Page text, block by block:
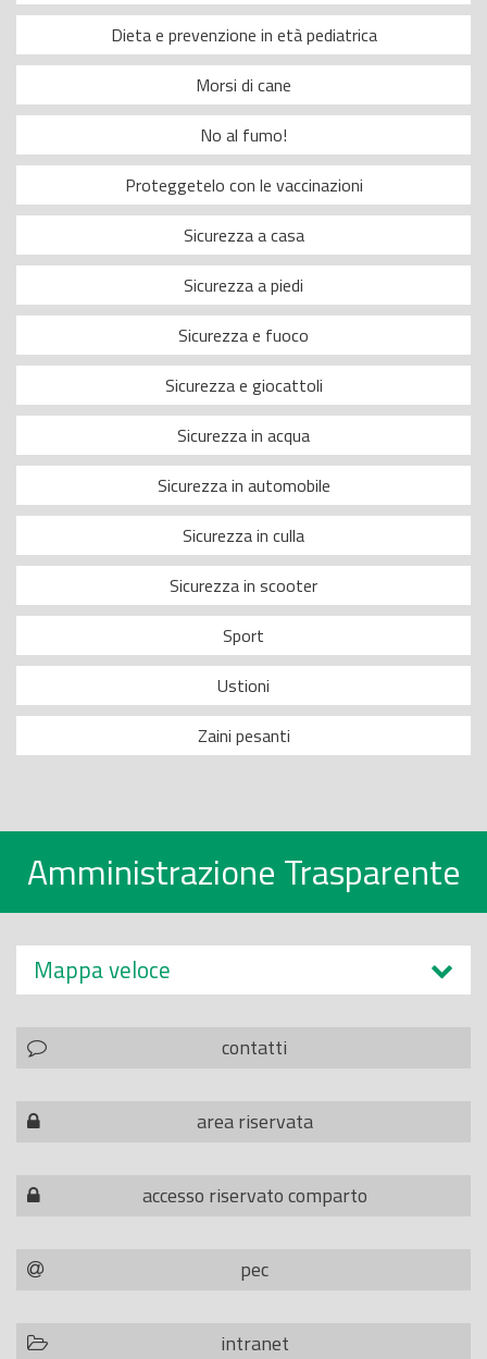
Dieta e prevenzione in età pediatrica
Morsi di cane
No al fumo!
Proteggetelo con le vaccinazioni
Sicurezza a casa
Sicurezza a piedi
Sicurezza e fuoco
Sicurezza e giocattoli
Sicurezza in acqua
Sicurezza in automobile
Sicurezza in culla
Sicurezza in scooter
Sport
Ustioni
Zaini pesanti
Amministrazione Trasparente
Mappa veloce
contatti
area riservata
accesso riservato comparto
pec
intranet